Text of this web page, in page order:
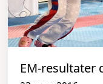
EM-resultater